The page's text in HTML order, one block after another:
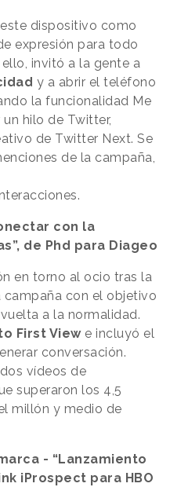
dispositivo como
expresión para todo
invitó a la gente a
y a abrir el teléfono
la funcionalidad Me
hilo de Twitter,
de Twitter Next. Se
de la campaña,
con la
de Phd para Diageo
en torno al ocio tras la
campaña con el objetivo
a la normalidad.
First View e incluyó el
conversación.
vídeos de
superaron los 4,5
millón y medio de
- “Lanzamiento
iProspect para HBO